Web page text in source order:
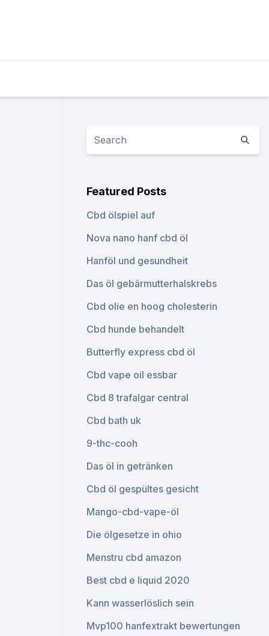
Featured Posts
Cbd ölspiel auf
Nova nano hanf cbd öl
Hanföl und gesundheit
Das öl gebärmutterhalskrebs
Cbd olie en hoog cholesterin
Cbd hunde behandelt
Butterfly express cbd öl
Cbd vape oil essbar
Cbd 8 trafalgar central
Cbd bath uk
9-thc-cooh
Das öl in getränken
Cbd öl gespültes gesicht
Mango-cbd-vape-öl
Die ölgesetze in ohio
Menstru cbd amazon
Best cbd e liquid 2020
Kann wasserlöslich sein
Mvp100 hanfextrakt bewertungen